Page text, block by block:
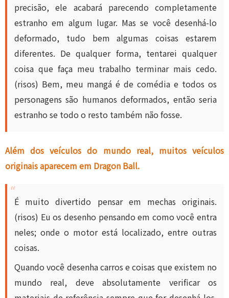
precisão, ele acabará parecendo completamente
estranho em algum lugar. Mas se você desenhá-lo
deformado, tudo bem algumas coisas estarem
diferentes. De qualquer forma, tentarei qualquer
coisa que faça meu trabalho terminar mais cedo.
(risos) Bem, meu mangá é de comédia e todos os
personagens são humanos deformados, então seria
estranho se todo o resto também não fosse.
Além dos veículos do mundo real, muitos veículos
originais aparecem em Dragon Ball.
É muito divertido pensar em mechas originais.
(risos) Eu os desenho pensando em como você entra
neles; onde o motor está localizado, entre outras
coisas.
Quando você desenha carros e coisas que existem no
mundo real, deve absolutamente verificar os